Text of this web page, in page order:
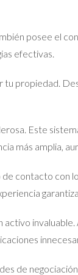
posee el
efectivas.
propiedad.
Este
más amplia,
contacto con
de